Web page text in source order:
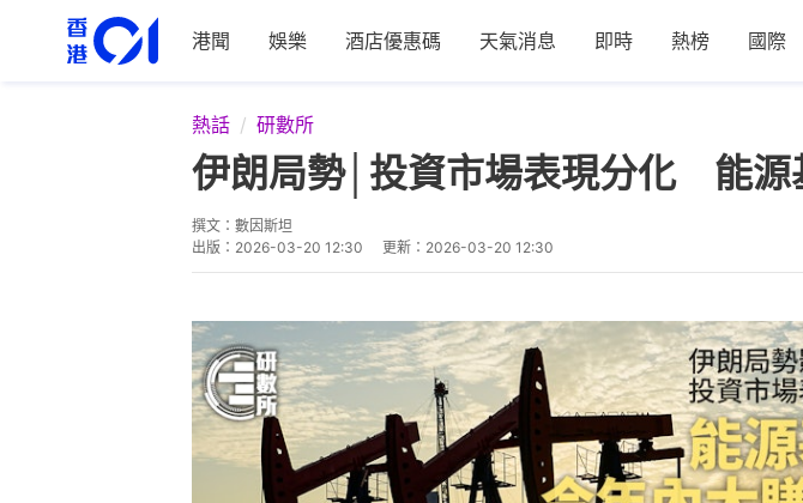
港聞 娛樂 酒店優惠碼 天氣消息 即時 熱榜 國際
熱話 研數所
伊朗局勢│投資市場表現分化 能
撰文： 數因斯坦
出版： 2026-03-20 12:30 更新： 2026-03-20 12:30